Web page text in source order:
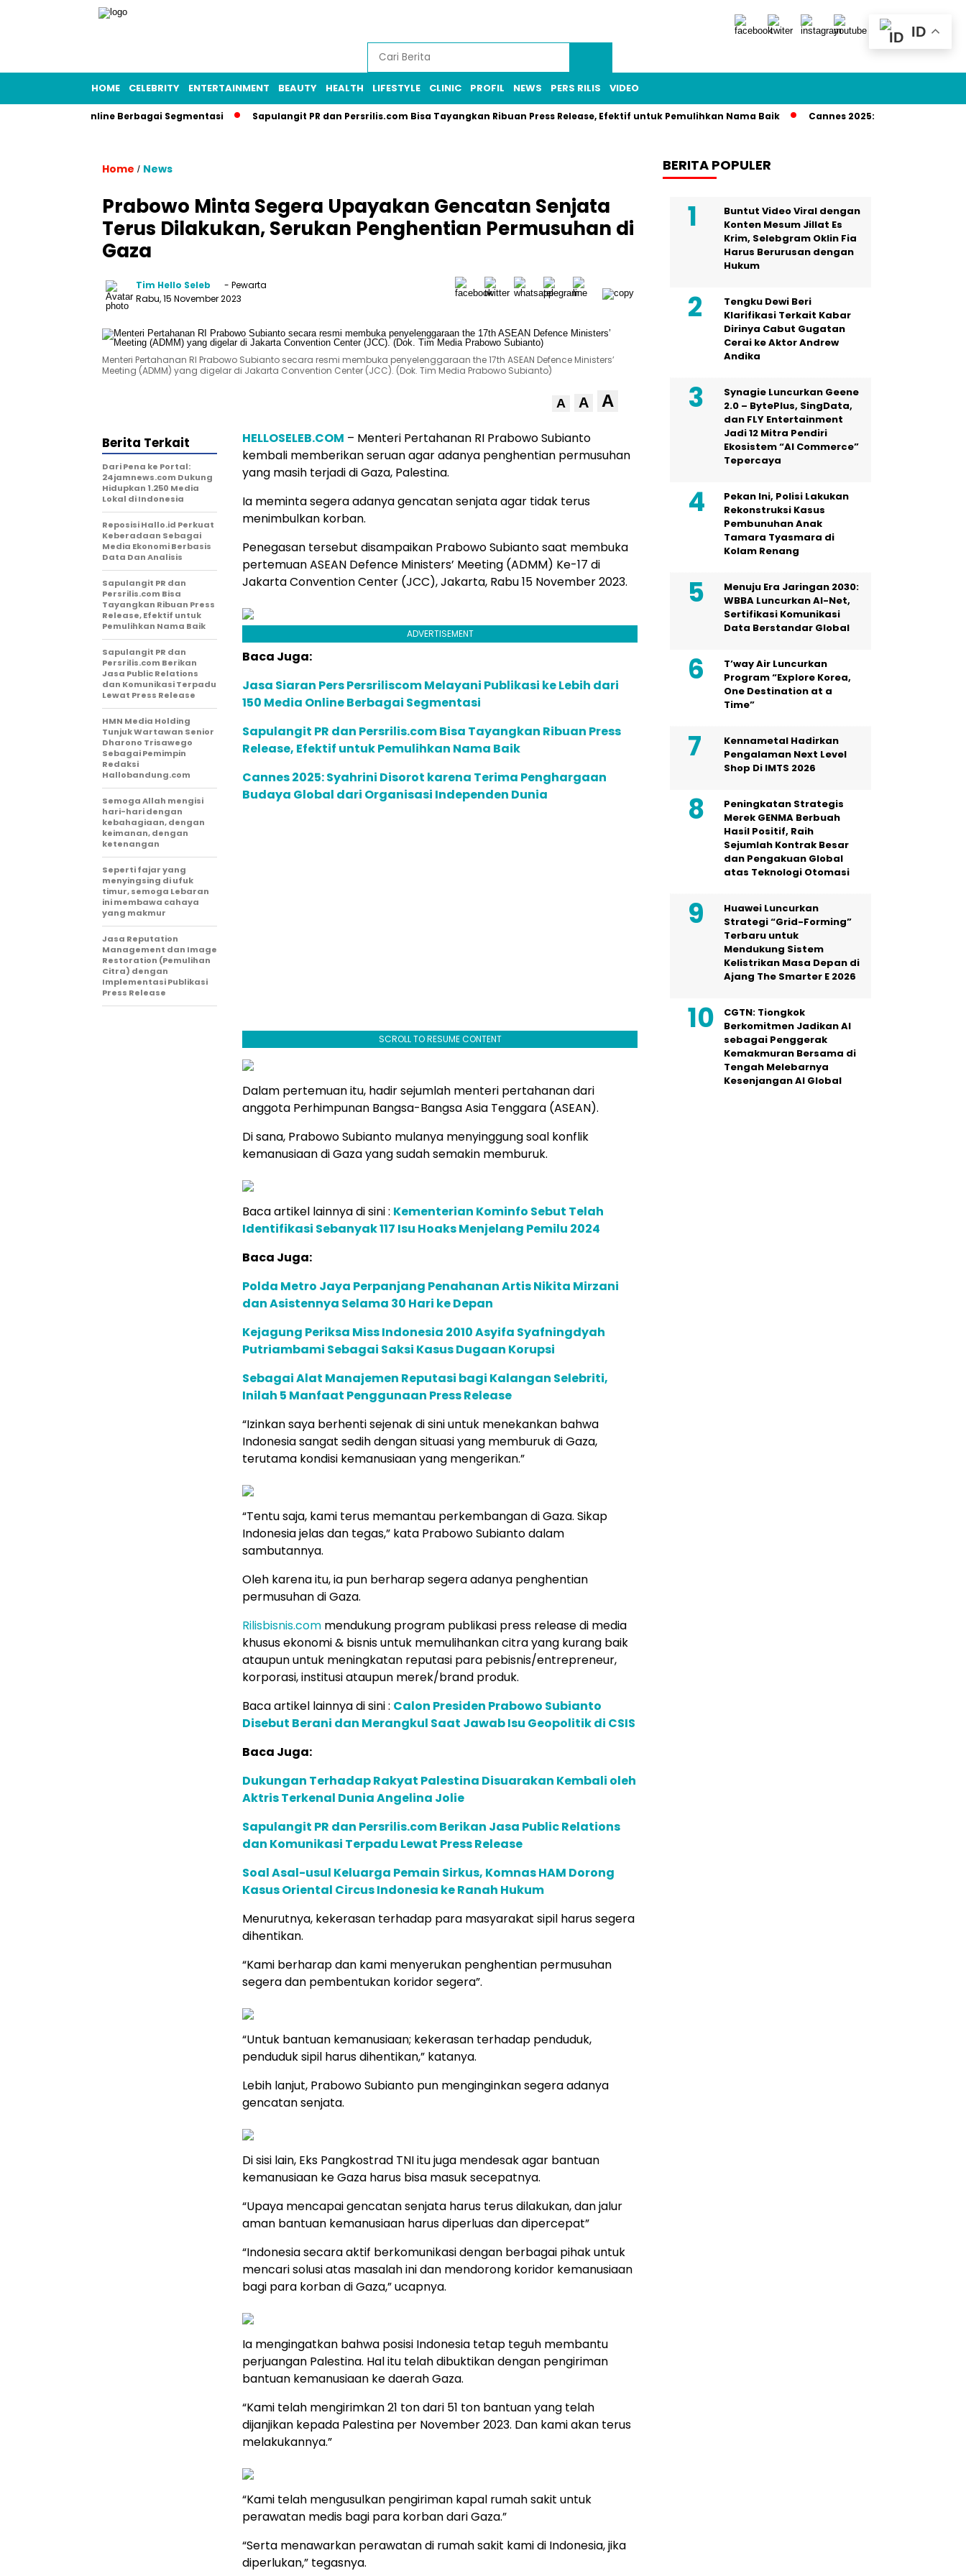
HOME CELEBRITY ENTERTAINMENT BEAUTY HEALTH LIFESTYLE CLINIC PROFIL NEWS PERS RILIS VIDEO
Media Online Berbagai Segmentasi Sapulangit PR dan Persrilis.com Bisa Tayangkan Ribuan Press Release, Efektif untuk Pemulihkan Nama Baik Cannes 2025: Syahrini Disorot
Home / News
Prabowo Minta Segera Upayakan Gencatan Senjata
Terus Dilakukan, Serukan Penghentian Permusuhan di
Gaza
Tim Hello Seleb
- Pewarta
Rabu, 15 November 2023
Menteri Pertahanan RI Prabowo Subianto secara resmi membuka penyelenggaraan the 17th ASEAN Defence Ministers’
Meeting (ADMM) yang digelar di Jakarta Convention Center (JCC). (Dok. Tim Media Prabowo Subianto)
A A A
HELLOSELEB.COM – Menteri Pertahanan RI Prabowo Subianto
kembali memberikan seruan agar adanya penghentian permusuhan
yang masih terjadi di Gaza, Palestina.
Ia meminta segera adanya gencatan senjata agar tidak terus
menimbulkan korban.
Penegasan tersebut disampaikan Prabowo Subianto saat membuka
pertemuan ASEAN Defence Ministers’ Meeting (ADMM) Ke-17 di
Jakarta Convention Center (JCC), Jakarta, Rabu 15 November 2023.
ADVERTISEMENT
Baca Juga:
Jasa Siaran Pers Persriliscom Melayani Publikasi ke Lebih dari
150 Media Online Berbagai Segmentasi
Sapulangit PR dan Persrilis.com Bisa Tayangkan Ribuan Press
Release, Efektif untuk Pemulihkan Nama Baik
Cannes 2025: Syahrini Disorot karena Terima Penghargaan
Budaya Global dari Organisasi Independen Dunia
SCROLL TO RESUME CONTENT
Dalam pertemuan itu, hadir sejumlah menteri pertahanan dari
anggota Perhimpunan Bangsa-Bangsa Asia Tenggara (ASEAN).
Di sana, Prabowo Subianto mulanya menyinggung soal konflik
kemanusiaan di Gaza yang sudah semakin memburuk.
Baca artikel lainnya di sini : Kementerian Kominfo Sebut Telah
Identifikasi Sebanyak 117 Isu Hoaks Menjelang Pemilu 2024
Baca Juga:
Polda Metro Jaya Perpanjang Penahanan Artis Nikita Mirzani
dan Asistennya Selama 30 Hari ke Depan
Kejagung Periksa Miss Indonesia 2010 Asyifa Syafningdyah
Putriambami Sebagai Saksi Kasus Dugaan Korupsi
Sebagai Alat Manajemen Reputasi bagi Kalangan Selebriti,
Inilah 5 Manfaat Penggunaan Press Release
“Izinkan saya berhenti sejenak di sini untuk menekankan bahwa
Indonesia sangat sedih dengan situasi yang memburuk di Gaza,
terutama kondisi kemanusiaan yang mengerikan.”
“Tentu saja, kami terus memantau perkembangan di Gaza. Sikap
Indonesia jelas dan tegas,” kata Prabowo Subianto dalam
sambutannya.
Oleh karena itu, ia pun berharap segera adanya penghentian
permusuhan di Gaza.
Rilisbisnis.com mendukung program publikasi press release di media
khusus ekonomi & bisnis untuk memulihankan citra yang kurang baik
ataupun untuk meningkatan reputasi para pebisnis/entrepreneur,
korporasi, institusi ataupun merek/brand produk.
Baca artikel lainnya di sini : Calon Presiden Prabowo Subianto
Disebut Berani dan Merangkul Saat Jawab Isu Geopolitik di CSIS
Baca Juga:
Dukungan Terhadap Rakyat Palestina Disuarakan Kembali oleh
Aktris Terkenal Dunia Angelina Jolie
Sapulangit PR dan Persrilis.com Berikan Jasa Public Relations
dan Komunikasi Terpadu Lewat Press Release
Soal Asal-usul Keluarga Pemain Sirkus, Komnas HAM Dorong
Kasus Oriental Circus Indonesia ke Ranah Hukum
Menurutnya, kekerasan terhadap para masyarakat sipil harus segera
dihentikan.
“Kami berharap dan kami menyerukan penghentian permusuhan
segera dan pembentukan koridor segera”.
“Untuk bantuan kemanusiaan; kekerasan terhadap penduduk,
penduduk sipil harus dihentikan,” katanya.
Lebih lanjut, Prabowo Subianto pun menginginkan segera adanya
gencatan senjata.
Di sisi lain, Eks Pangkostrad TNI itu juga mendesak agar bantuan
kemanusiaan ke Gaza harus bisa masuk secepatnya.
“Upaya mencapai gencatan senjata harus terus dilakukan, dan jalur
aman bantuan kemanusiaan harus diperluas dan dipercepat”
“Indonesia secara aktif berkomunikasi dengan berbagai pihak untuk
mencari solusi atas masalah ini dan mendorong koridor kemanusiaan
bagi para korban di Gaza,” ucapnya.
Ia mengingatkan bahwa posisi Indonesia tetap teguh membantu
perjuangan Palestina. Hal itu telah dibuktikan dengan pengiriman
bantuan kemanusiaan ke daerah Gaza.
“Kami telah mengirimkan 21 ton dari 51 ton bantuan yang telah
dijanjikan kepada Palestina per November 2023. Dan kami akan terus
melakukannya.”
“Kami telah mengusulkan pengiriman kapal rumah sakit untuk
perawatan medis bagi para korban dari Gaza.”
“Serta menawarkan perawatan di rumah sakit kami di Indonesia, jika
diperlukan,” tegasnya.
Berita Terkait
Dari Pena ke Portal:
24jamnews.com Dukung
Hidupkan 1.250 Media
Lokal di Indonesia
Reposisi Hallo.id Perkuat
Keberadaan Sebagai
Media Ekonomi Berbasis
Data Dan Analisis
Sapulangit PR dan
Persrilis.com Bisa
Tayangkan Ribuan Press
Release, Efektif untuk
Pemulihkan Nama Baik
Sapulangit PR dan
Persrilis.com Berikan
Jasa Public Relations
dan Komunikasi Terpadu
Lewat Press Release
HMN Media Holding
Tunjuk Wartawan Senior
Dharono Trisawego
Sebagai Pemimpin
Redaksi
Hallobandung.com
Semoga Allah mengisi
hari-hari dengan
kebahagiaan, dengan
keimanan, dengan
ketenangan
Seperti fajar yang
menyingsing di ufuk
timur, semoga Lebaran
ini membawa cahaya
yang makmur
Jasa Reputation
Management dan Image
Restoration (Pemulihan
Citra) dengan
Implementasi Publikasi
Press Release
BERITA POPULER
Buntut Video Viral dengan
Konten Mesum Jillat Es
Krim, Selebgram Oklin Fia
Harus Berurusan dengan
Hukum
Tengku Dewi Beri
Klarifikasi Terkait Kabar
Dirinya Cabut Gugatan
Cerai ke Aktor Andrew
Andika
Synagie Luncurkan Geene
2.0 – BytePlus, SingData,
dan FLY Entertainment
Jadi 12 Mitra Pendiri
Ekosistem “AI Commerce”
Tepercaya
Pekan Ini, Polisi Lakukan
Rekonstruksi Kasus
Pembunuhan Anak
Tamara Tyasmara di
Kolam Renang
Menuju Era Jaringan 2030:
WBBA Luncurkan AI-Net,
Sertifikasi Komunikasi
Data Berstandar Global
T’way Air Luncurkan
Program “Explore Korea,
One Destination at a
Time”
Kennametal Hadirkan
Pengalaman Next Level
Shop Di IMTS 2026
Peningkatan Strategis
Merek GENMA Berbuah
Hasil Positif, Raih
Sejumlah Kontrak Besar
dan Pengakuan Global
atas Teknologi Otomasi
Huawei Luncurkan
Strategi “Grid-Forming”
Terbaru untuk
Mendukung Sistem
Kelistrikan Masa Depan di
Ajang The Smarter E 2026
CGTN: Tiongkok
Berkomitmen Jadikan AI
sebagai Penggerak
Kemakmuran Bersama di
Tengah Melebarnya
Kesenjangan AI Global
ID